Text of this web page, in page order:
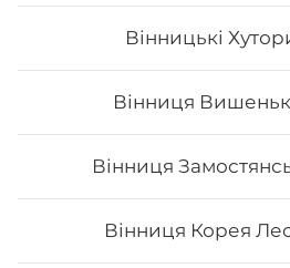
Вінницькі
Вінниця
Вінниця
Вінниця Корея
Кібото
Вага: 300 г Склад: рис, норі,
224₴